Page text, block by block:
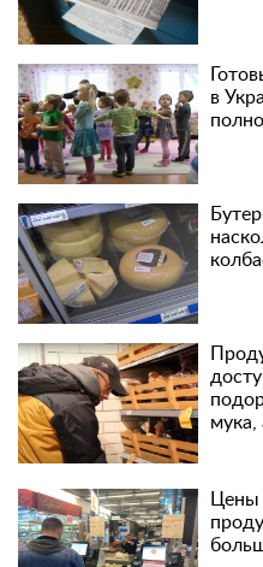
в
мука,